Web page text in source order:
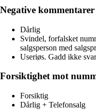
Negative kommentarer
Dårlig
Svindel, forfalsket
salgsperson med
Useriøs. Gadd ikke
Forsiktighet mot
Forsiktig
Dårlig + Telefonsalg